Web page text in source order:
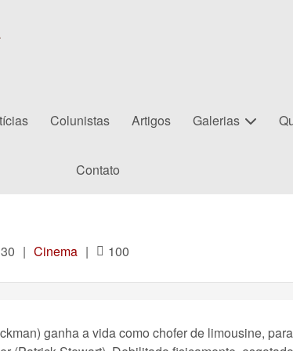
Colunistas Artigos Galerias
Contato
| Cinema | 100
ganha a vida como chofer de limousine,